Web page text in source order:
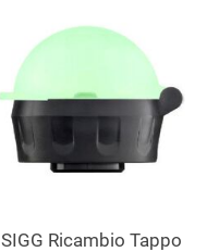
SIGG Ricambio Tappo